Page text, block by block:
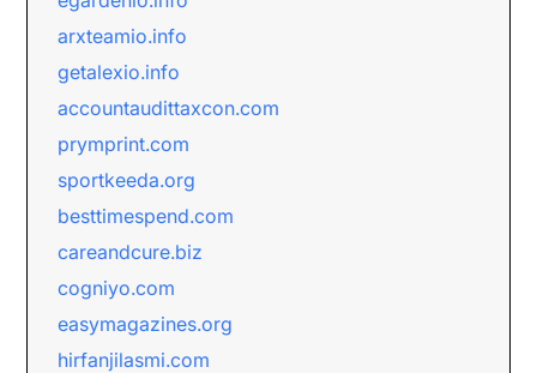
arxteamio.info
getalexio.info
accountaudittaxcon.com
prymprint.com
sportkeeda.org
besttimespend.com
careandcure.biz
cogniyo.com
easymagazines.org
hirfanjilasmi.com